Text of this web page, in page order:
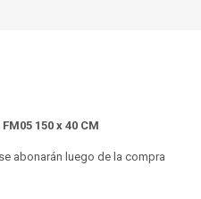
150 x 40 CM
abonarán luego de la compra